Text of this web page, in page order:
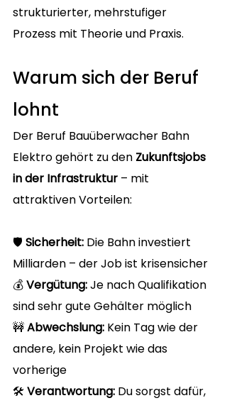
strukturierter, mehrstufiger
Prozess mit Theorie und Praxis.
Warum sich der Beruf
lohnt
Der Beruf Bauüberwacher Bahn
Elektro gehört zu den Zukunftsjobs
in der Infrastruktur – mit
attraktiven Vorteilen:
🛡️ Sicherheit: Die Bahn investiert
Milliarden – der Job ist krisensicher
💰 Vergütung: Je nach Qualifikation
sind sehr gute Gehälter möglich
🚧 Abwechslung: Kein Tag wie der
andere, kein Projekt wie das
vorherige
🛠️ Verantwortung: Du sorgst dafür,